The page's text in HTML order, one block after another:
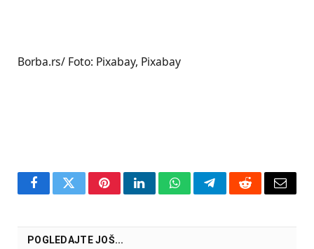
Borba.rs/ Foto: Pixabay, Pixabay
FacebookTwitterPinterestLinkedInWhatsAppTelegramRedditEmail
POGLEDAJTE JOŠ...